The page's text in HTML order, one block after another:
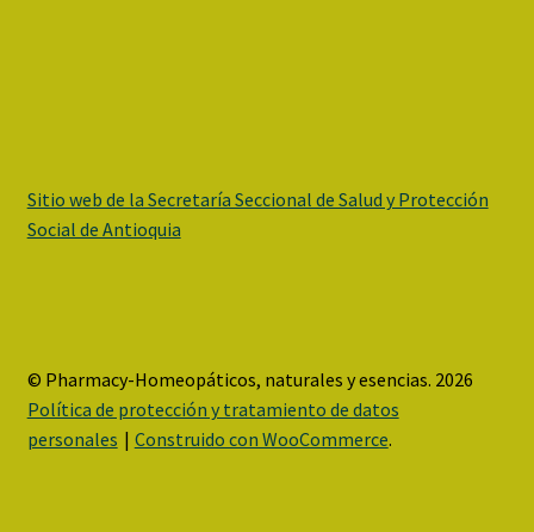
Sitio web de la Secretaría Seccional de Salud y Protección
Social de Antioquia
© Pharmacy-Homeopáticos, naturales y esencias. 2026
Política de protección y tratamiento de datos
personales
Construido con WooCommerce.